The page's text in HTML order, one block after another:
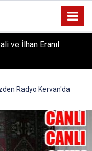
ve İlhan Eranıl
Radyo Kervan'da